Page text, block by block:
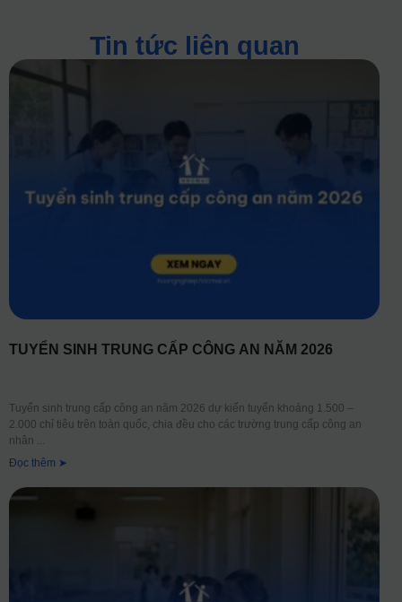
Tin tức liên quan
TUYỂN SINH TRUNG CẤP CÔNG AN NĂM 2026
Tuyển sinh trung cấp công an năm 2026 dự kiến tuyển khoảng 1.500 –
2.000 chỉ tiêu trên toàn quốc, chia đều cho các trường trung cấp công an
nhân
Đọc thêm ➤